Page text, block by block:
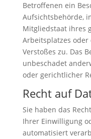
Betroffenen ein
Aufsichtsbehörde,
Mitgliedstaat ihres
Arbeitsplatzes
Verstoßes zu. Das
unbeschadet
oder gerichtlicher
Recht auf
Sie haben das
Ihrer Einwilligung
automatisiert